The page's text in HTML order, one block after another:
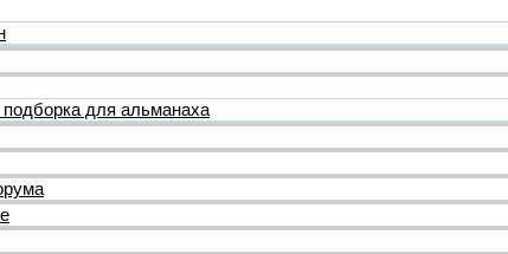
подборка для альманаха